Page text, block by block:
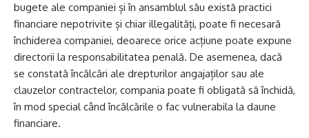
bugete ale companiei și în ansamblul său există practici
financiare nepotrivite și chiar illegalități, poate fi necesară
închiderea companiei, deoarece orice acțiune poate expune
directorii la responsabilitatea penală. De asemenea, dacă
se constată încălcări ale drepturilor angajaților sau ale
clauzelor contractelor, compania poate fi obligată să închidă,
în mod special când încălcările o fac vulnerabila la daune
financiare.